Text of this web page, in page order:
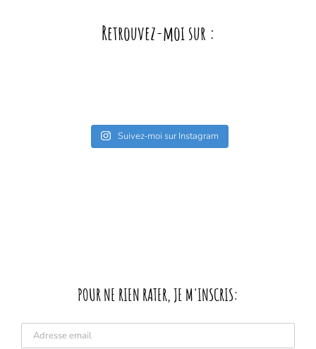
Retrouvez-moi sur :
Suivez-moi sur Instagram
POUR NE RIEN RATER, JE M'INSCRIS: